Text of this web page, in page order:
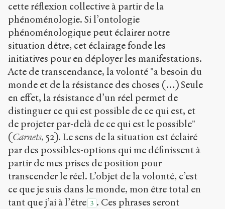
cette réflexion collective à partir de la
phénoménologie. Si l’ontologie
phénoménologique peut éclairer notre
situation dêtre, cet éclairage fonde les
initiatives pour en déployer les manifestations.
Acte de transcendance, la volonté "a besoin du
monde et de la résistance des choses (…) Seule
en effet, la résistance d’un réel permet de
distinguer ce qui est possible de ce qui est, et
de projeter par-delà de ce qui est le possible"
(Carnets, 52). Le sens de la situation est éclairé
par des possibles-options qui me définissent à
partir de mes prises de position pour
transcender le réel. L’objet de la volonté, c’est
ce que je suis dans le monde, mon être total en
tant que j’ai à l’être 3 . Ces phrases seront